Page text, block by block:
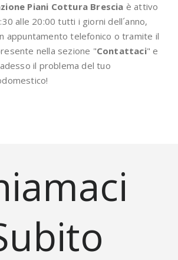
Piani Cottura Brescia è attivo
alle 20:00 tutti i giorni dell´anno,
appuntamento telefonico o tramite il
nella sezione "Contattaci" e
il problema del tuo